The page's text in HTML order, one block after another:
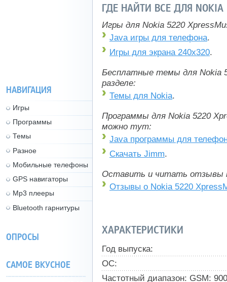
ГДЕ НАЙТИ ВСЕ ДЛЯ NOKIA
Игры для Nokia 5220
Java игры для телефона.
Игры для экрана 240x320.
Бесплатные темы для Nokia
разделе:
Темы для Nokia.
Программы для Nokia 5220
можно тут:
Java программы для
Скачать Jimm.
Оставить и читать отзывы
Отзывы о Nokia 5220
ХАРАКТЕРИСТИКИ
Год выпуска:
ОС:
Частотный диапазон: GSM:
НАВИГАЦИЯ
Игры
Программы
Темы
Разное
Мобильные телефоны
GPS навигаторы
Mp3 плееры
Bluetooth гарнитуры
ОПРОСЫ
САМОЕ ВКУСНОЕ